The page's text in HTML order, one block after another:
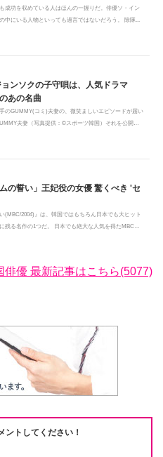
成功を収めている人はほんの一握りだ。俳優ソ・イン
中にいる人物といっても過言ではないだろう。 除隊...
ンソクの子守唄は、人気ドラマ
あの名曲
のGUMMY(コミ)夫妻の、微笑ましいエピソードが届い
夫妻（写真提供：©スポーツ韓国）それを公開し
の誓い」王妃役の女優 驚くべき 'セ
(MBC/2004)』は、韓国ではもちろん日本でも大ヒット
残る名作の1つだ。 日本でも絶大な人気を得たMBC
俳優 最新記事はこちら(5077)
ントしてください！